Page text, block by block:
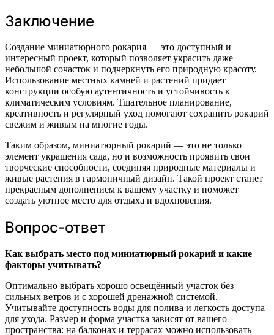
Заключение
Создание миниатюрного рокария — это доступный и
интересный проект, который позволяет украсить даже
небольшой сочасток и подчеркнуть его природную красоту.
Использование местных камней и растений придает
конструкции особую аутентичность и устойчивость к
климатическим условиям. Тщательное планирование,
креативность и регулярный уход помогают сохранить рокарий
свежим и живым на многие годы.
Таким образом, миниатюрный рокарий — это не только
элемент украшения сада, но и возможность проявить свои
творческие способности, соединяя природные материалы и
живые растения в гармоничный дизайн. Такой проект станет
прекрасным дополнением к вашему участку и поможет
создать уютное место для отдыха и вдохновения.
Вопрос-ответ
Как выбрать место под миниатюрный рокарий и какие
факторы учитывать?
Оптимально выбрать хорошо освещённый участок без
сильных ветров и с хорошей дренажной системой.
Учитывайте доступность воды для полива и легкость доступа
для ухода. Размер и форма участка зависят от вашего
пространства: на балконах и террасах можно использовать